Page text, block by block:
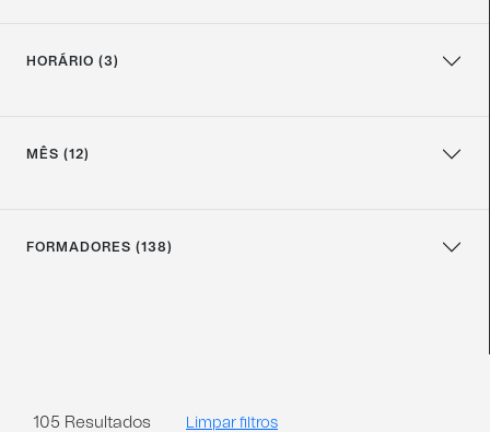
HORÁRIO (3)
MÊS (12)
FORMADORES (138)
105 Resultados Limpar filtros